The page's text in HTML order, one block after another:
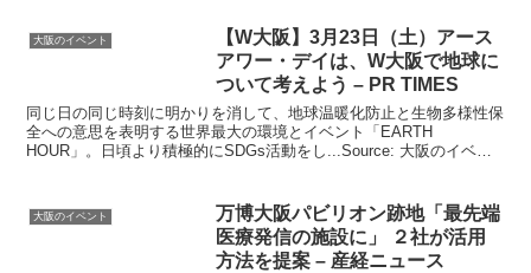
大阪のイベント 【W大阪 】3月23日（土）アース
アワー・デイは、W大阪で地球に
ついて考えよう – PR TIMES
同じ日の同じ時刻に明かりを消して、地球温暖化防止と生物多様性保
全への意思を表明する世界最大の環境とイベント「EARTH
HOUR」。日頃より積極的にSDGs活動をし...Source: 大阪のイベン
大阪のイベント 万博大阪パビリオン跡地「最先端
医療発信の施設に」 ２社が活用
方法を提案 – 産経ニュース